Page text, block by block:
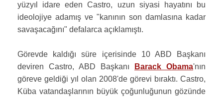
yüzyıl idare eden Castro, uzun siyasi hayatını bu
ideolojiye adamış ve "kanının son damlasına kadar
savaşacağını" defalarca açıklamıştı.
Görevde kaldığı süre içerisinde 10 ABD Başkanı
deviren Castro, ABD Başkanı
Barack Obama'nın
göreve geldiği yıl olan 2008'de görevi bıraktı. Castro,
Küba vatandaşlarının büyük çoğunluğunun gözünde